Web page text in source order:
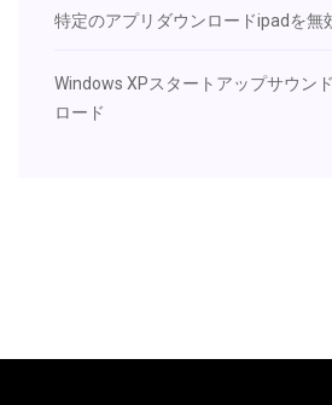
特定のアプリダウンロードipadを無
Windows XPスタートアップサウン
ロード